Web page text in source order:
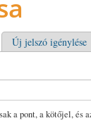
Új jelszó igénylése
a pont, a kötőjel, és